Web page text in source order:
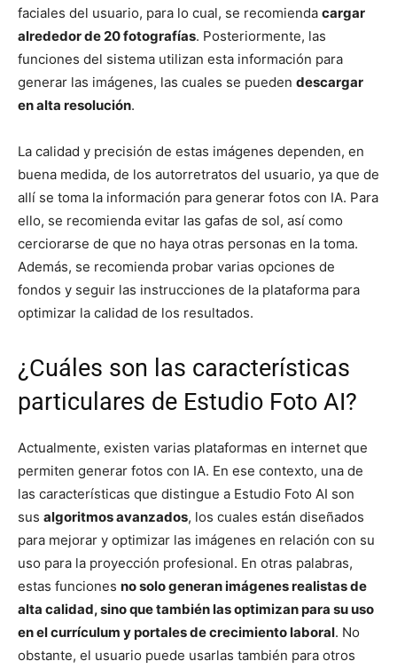
faciales del usuario, para lo cual, se recomienda cargar
alrededor de 20 fotografías. Posteriormente, las
funciones del sistema utilizan esta información para
generar las imágenes, las cuales se pueden descargar
en alta resolución.
La calidad y precisión de estas imágenes dependen, en
buena medida, de los autorretratos del usuario, ya que de
allí se toma la información para generar fotos con IA. Para
ello, se recomienda evitar las gafas de sol, así como
cerciorarse de que no haya otras personas en la toma.
Además, se recomienda probar varias opciones de
fondos y seguir las instrucciones de la plataforma para
optimizar la calidad de los resultados.
¿Cuáles son las características
particulares de Estudio Foto AI?
Actualmente, existen varias plataformas en internet que
permiten generar fotos con IA. En ese contexto, una de
las características que distingue a Estudio Foto AI son
sus algoritmos avanzados, los cuales están diseñados
para mejorar y optimizar las imágenes en relación con su
uso para la proyección profesional. En otras palabras,
estas funciones no solo generan imágenes realistas de
alta calidad, sino que también las optimizan para su uso
en el currículum y portales de crecimiento laboral. No
obstante, el usuario puede usarlas también para otros